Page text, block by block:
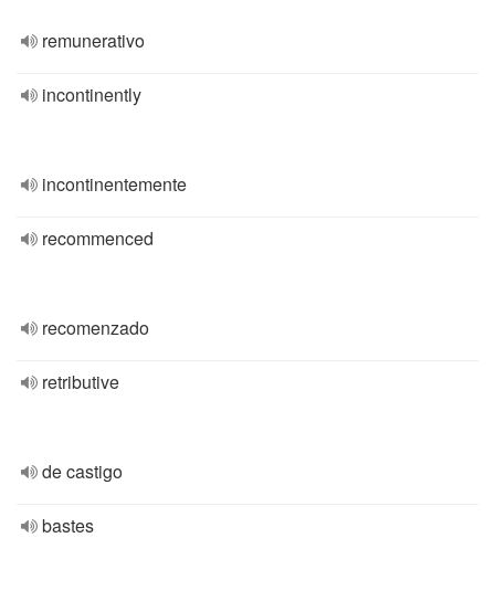
remunerativo
incontinently
incontinentemente
recommenced
recomenzado
retributive
de castigo
bastes